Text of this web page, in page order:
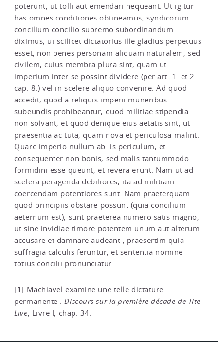
poterunt, ut tolli aut emendari nequeant. Ut igitur
has omnes conditiones obtineamus, syndicorum
concilium concilio supremo subordinandum
diximus, ut scilicet dictatorius ille gladius perpetuus
esset, non penes personam aliquam naturalem, sed
civilem, cuius membra plura sint, quam ut
imperium inter se possint dividere (per art. 1. et 2.
cap. 8.) vel in scelere aliquo convenire. Ad quod
accedit, quod a reliquis imperii muneribus
subeundis prohibeantur, quod militiae stipendia
non solvant, et quod denique eius aetatis sint, ut
praesentia ac tuta, quam nova et periculosa malint.
Quare imperio nullum ab iis periculum, et
consequenter non bonis, sed malis tantummodo
formidini esse queunt, et revera erunt. Nam ut ad
scelera peragenda debiliores, ita ad militiam
coercendam potentiores sunt. Nam praeterquam
quod principiis obstare possunt (quia concilium
aeternum est), sunt praeterea numero satis magno,
ut sine invidiae timore potentem unum aut alterum
accusare et damnare audeant ; praesertim quia
suffragia calculis feruntur, et sententia nomine
totius concilii pronunciatur.
[1] Machiavel examine une telle dictature
permanente :Discours sur la première décade de Tite-
Live, Livre I, chap. 34.